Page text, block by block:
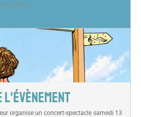
Vellein
L'ÉVÈNEMENT
organise un concert-spectacle samedi 13